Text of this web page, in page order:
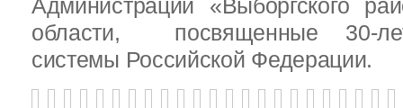
Администрации «Выборгского
области, посвященные 30-
системы Российской Федерации.